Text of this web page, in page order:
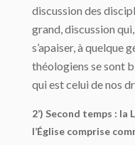
discussion des
grand, discussion
s’apaiser, à quelque
théologiens se sont
qui est celui de nos
2’) Second temps :
l’Église comprise